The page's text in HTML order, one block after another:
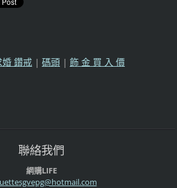
婚 鑽戒 | 碼頭 | 飾 金 買 入 價
聯絡我們
網購LIFE
sgvepg@hotmail.com